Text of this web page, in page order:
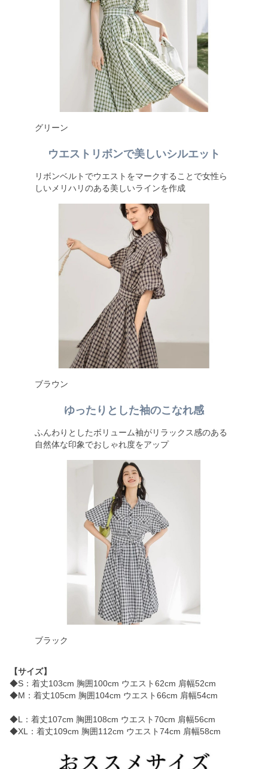
グリーン
ウエストリボンで美しいシルエット
リボンベルトでウエストをマークすることで女性ら
しいメリハリのある美しいラインを作成
ブラウン
ゆったりとした袖のこなれ感
ふんわりとしたボリューム袖がリラックス感のある
自然体な印象でおしゃれ度をアップ
ブラック
【サイズ】
◆S：着丈103cm 胸囲100cm ウエスト62cm 肩幅52cm
◆M：着丈105cm 胸囲104cm ウエスト66cm 肩幅54cm
◆L：着丈107cm 胸囲108cm ウエスト70cm 肩幅56cm